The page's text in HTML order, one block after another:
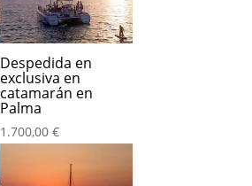
hasta
85,00 €
Despedida en
exclusiva en
catamarán en
Palma
1.700,00€